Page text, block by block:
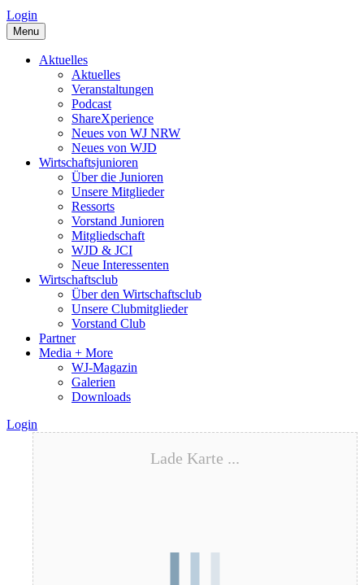
Login
Menu
Aktuelles
Aktuelles
Veranstaltungen
Podcast
ShareXperience
Neues von WJ NRW
Neues von WJD
Wirtschaftsjunioren
Über die Junioren
Unsere Mitglieder
Ressorts
Vorstand Junioren
Mitgliedschaft
WJD & JCI
Neue Interessenten
Wirtschaftsclub
Über den Wirtschaftsclub
Unsere Clubmitglieder
Vorstand Club
Partner
Media + More
WJ-Magazin
Galerien
Downloads
Login
Lade Karte ...